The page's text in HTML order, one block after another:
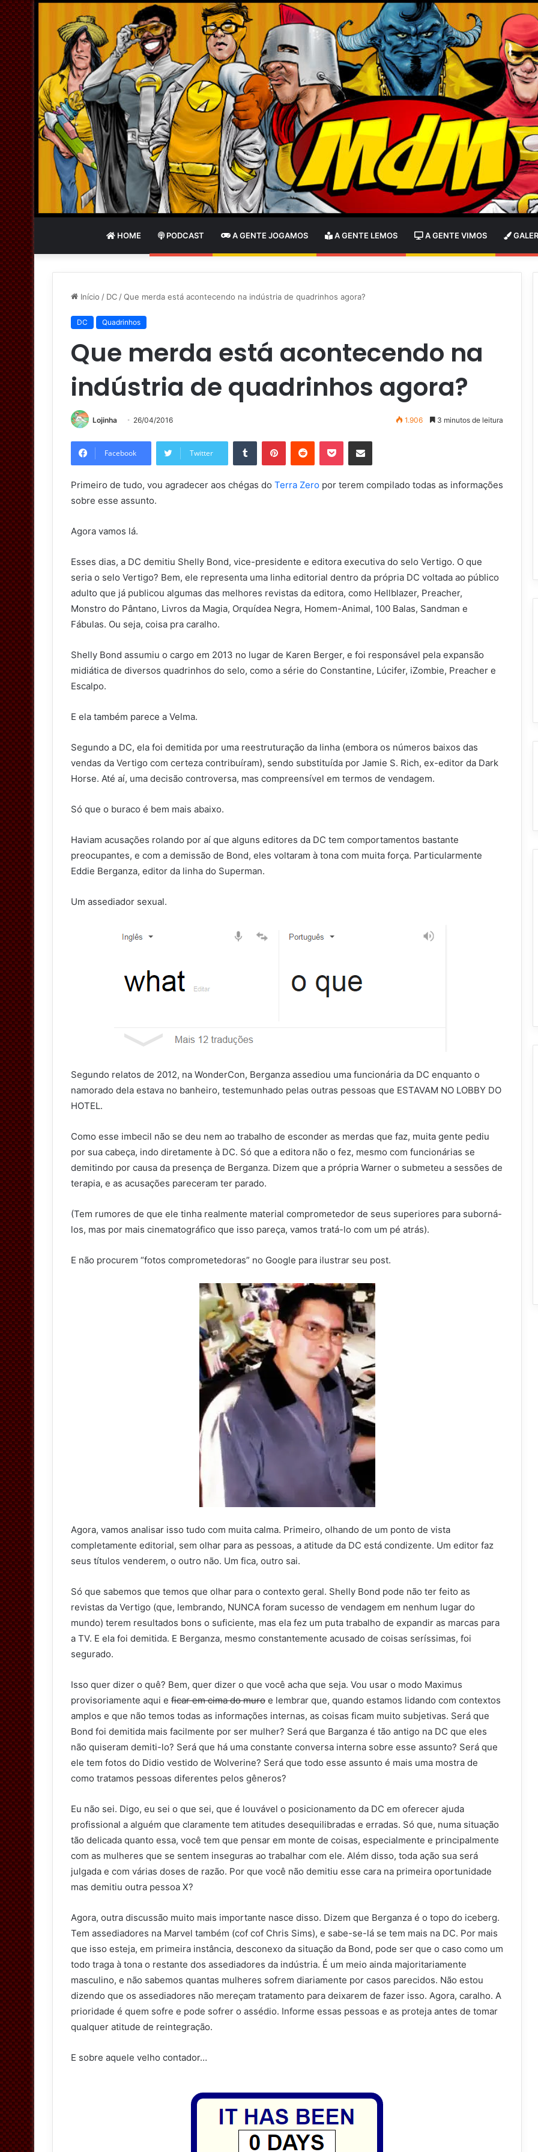
HOME PODCAST A GENTE JOGAMOS A GENTE LEMOS A GENTE VIMOS
Início / DC /Que merda está acontecendo na indústria de quadrinhos agora?
DC Quadrinhos
Que merda está acontecendo na
indústria de quadrinhos agora?
Lojinha 26/04/2016 1.906 3 minutos de leitura
Facebook Twitter
Primeiro de tudo, vou agradecer aos chégas do Terra Zero por terem compilado todas as informações
sobre esse assunto.
Agora vamos lá.
Esses dias, a DC demitiu Shelly Bond, vice-presidente e editora executiva do selo Vertigo. O que
seria o selo Vertigo? Bem, ele representa uma linha editorial dentro da própria DC voltada ao público
adulto que já publicou algumas das melhores revistas da editora, como Hellblazer, Preacher,
Monstro do Pântano, Livros da Magia, Orquídea Negra, Homem-Animal, 100 Balas, Sandman e
Fábulas. Ou seja, coisa pra caralho.
Shelly Bond assumiu o cargo em 2013 no lugar de Karen Berger, e foi responsável pela expansão
midiática de diversos quadrinhos do selo, como a série do Constantine, Lúcifer, iZombie, Preacher e
Escalpo.
E ela também parece a Velma.
Segundo a DC, ela foi demitida por uma reestruturação da linha (embora os números baixos das
vendas da Vertigo com certeza contribuíram), sendo substituída por Jamie S. Rich, ex-editor da Dark
Horse. Até aí, uma decisão controversa, mas compreensível em termos de vendagem.
Só que o buraco é bem mais abaixo.
Haviam acusações rolando por aí que alguns editores da DC tem comportamentos bastante
preocupantes, e com a demissão de Bond, eles voltaram à tona com muita força. Particularmente
Eddie Berganza, editor da linha do Superman.
Um assediador sexual.
Segundo relatos de 2012, na WonderCon, Berganza assediou uma funcionária da DC enquanto o
namorado dela estava no banheiro, testemunhado pelas outras pessoas que ESTAVAM NO LOBBY DO
HOTEL.
Como esse imbecil não se deu nem ao trabalho de esconder as merdas que faz, muita gente pediu
por sua cabeça, indo diretamente à DC. Só que a editora não o fez, mesmo com funcionárias se
demitindo por causa da presença de Berganza. Dizem que a própria Warner o submeteu a sessões de
terapia, e as acusações pareceram ter parado.
(Tem rumores de que ele tinha realmente material comprometedor de seus superiores para suborná-
los, mas por mais cinematográfico que isso pareça, vamos tratá-lo com um pé atrás).
E não procurem “fotos comprometedoras” no Google para ilustrar seu post.
Agora, vamos analisar isso tudo com muita calma. Primeiro, olhando de um ponto de vista
completamente editorial, sem olhar para as pessoas, a atitude da DC está condizente. Um editor faz
seus títulos venderem, o outro não. Um fica, outro sai.
Só que sabemos que temos que olhar para o contexto geral. Shelly Bond pode não ter feito as
revistas da Vertigo (que, lembrando, NUNCA foram sucesso de vendagem em nenhum lugar do
mundo) terem resultados bons o suficiente, mas ela fez um puta trabalho de expandir as marcas para
a TV. E ela foi demitida. E Berganza, mesmo constantemente acusado de coisas seríssimas, foi
segurado.
Isso quer dizer o quê? Bem, quer dizer o que você acha que seja. Vou usar o modo Maximus
provisoriamente aqui e ficar em cima do muro e lembrar que, quando estamos lidando com contextos
amplos e que não temos todas as informações internas, as coisas ficam muito subjetivas. Será que
Bond foi demitida mais facilmente por ser mulher? Será que Barganza é tão antigo na DC que eles
não quiseram demiti-lo? Será que há uma constante conversa interna sobre esse assunto? Será que
ele tem fotos do Didio vestido de Wolverine? Será que todo esse assunto é mais uma mostra de
como tratamos pessoas diferentes pelos gêneros?
Eu não sei. Digo, eu sei o que sei, que é louvável o posicionamento da DC em oferecer ajuda
profissional a alguém que claramente tem atitudes desequilibradas e erradas. Só que, numa situação
tão delicada quanto essa, você tem que pensar em monte de coisas, especialmente e principalmente
com as mulheres que se sentem inseguras ao trabalhar com ele. Além disso, toda ação sua será
julgada e com várias doses de razão. Por que você não demitiu esse cara na primeira oportunidade
mas demitiu outra pessoa X?
Agora, outra discussão muito mais importante nasce disso. Dizem que Berganza é o topo do iceberg.
Tem assediadores na Marvel também (cof cof Chris Sims), e sabe-se-lá se tem mais na DC. Por mais
que isso esteja, em primeira instância, desconexo da situação da Bond, pode ser que o caso como um
todo traga à tona o restante dos assediadores da indústria. É um meio ainda majoritariamente
masculino, e não sabemos quantas mulheres sofrem diariamente por casos parecidos. Não estou
dizendo que os assediadores não mereçam tratamento para deixarem de fazer isso. Agora, caralho. A
prioridade é quem sofre e pode sofrer o assédio. Informe essas pessoas e as proteja antes de tomar
qualquer atitude de reintegração.
E sobre aquele velho contador…